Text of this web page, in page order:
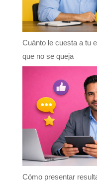
Cuánto le cuesta a tu
que no se queja
Cómo presentar